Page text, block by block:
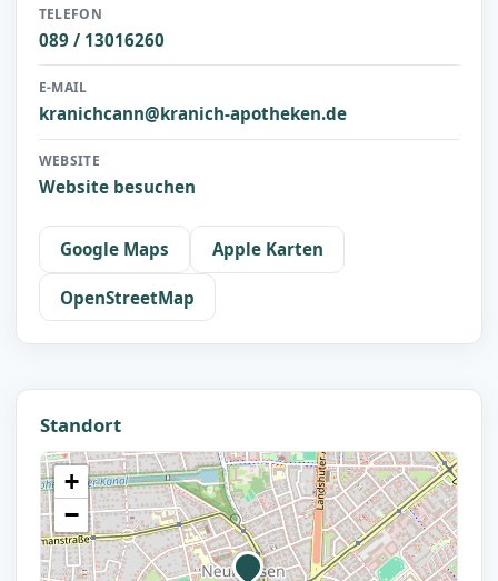
TELEFON
089 / 13016260
E-MAIL
kranichcann@kranich-apotheken.de
WEBSITE
Website besuchen
Google Maps Apple Karten
OpenStreetMap
Standort
+
−